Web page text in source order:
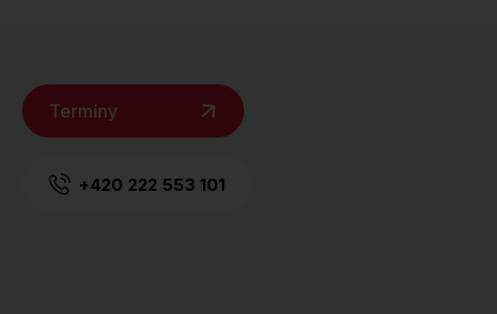
Termíny
+420 222 553 101